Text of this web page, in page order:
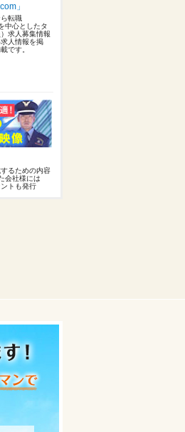
」
転職
中心としたタ
求人募集情報
人情報を掲
です。
るための内容
会社様には
トも発行